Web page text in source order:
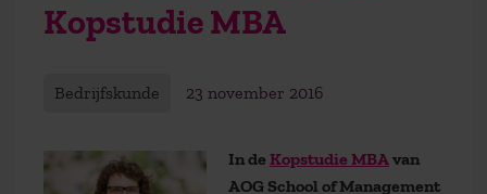
Kopstudie MBA
Bedrijfskunde 23 november 2016
In de Kopstudie MBAvan
AOG School of Management